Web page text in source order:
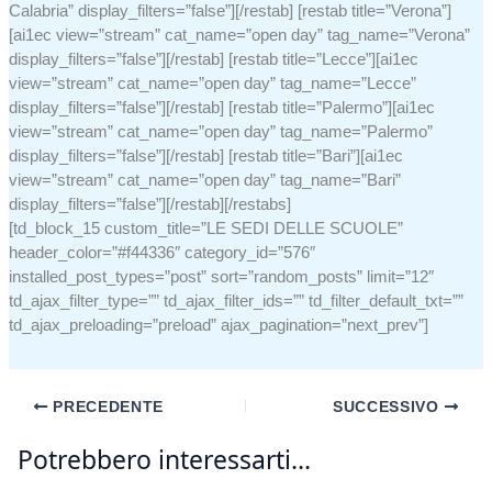
Calabria” display_filters=”false”][/restab] [restab title=”Verona”]
[ai1ec view=”stream” cat_name=”open day” tag_name=”Verona”
display_filters=”false”][/restab] [restab title=”Lecce”][ai1ec
view=”stream” cat_name=”open day” tag_name=”Lecce”
display_filters=”false”][/restab] [restab title=”Palermo”][ai1ec
view=”stream” cat_name=”open day” tag_name=”Palermo”
display_filters=”false”][/restab] [restab title=”Bari”][ai1ec
view=”stream” cat_name=”open day” tag_name=”Bari”
display_filters=”false”][/restab][/restabs]
[td_block_15 custom_title=”LE SEDI DELLE SCUOLE”
header_color=”#f44336″ category_id=”576″
installed_post_types=”post” sort=”random_posts” limit=”12″
td_ajax_filter_type=”” td_ajax_filter_ids=”” td_filter_default_txt=””
td_ajax_preloading=”preload” ajax_pagination=”next_prev”]
PRECEDENTE SUCCESSIVO
Potrebbero interessarti...